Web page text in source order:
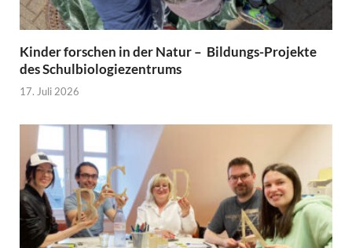
Kinder forschen in der Natur – Bildungs-Projekte
des Schulbiologiezentrums
17. Juli 2026